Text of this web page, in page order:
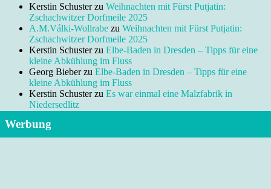
Kerstin Schusterzu Weihnachten mit Fürst Putjatin:
Zschachwitzer Dorfmeile 2025
A.M.Válki-Wollrabe zu Weihnachten mit Fürst Putjatin:
Zschachwitzer Dorfmeile 2025
Kerstin Schusterzu Elbe-Baden in Dresden – Tipps für eine
kleine Abkühlung im Fluss
Georg Bieberzu Elbe-Baden in Dresden – Tipps für eine
kleine Abkühlung im Fluss
Kerstin Schusterzu Es war einmal eine Malzfabrik in
Niedersedlitz
Werbung